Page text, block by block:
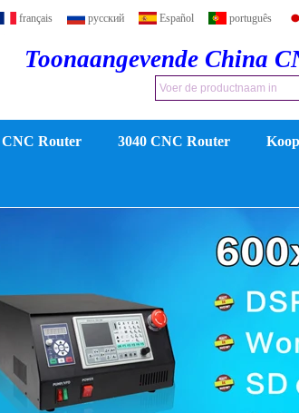
français русский Español português
Toonaangevende China
CNC Router 3040 CNC Router